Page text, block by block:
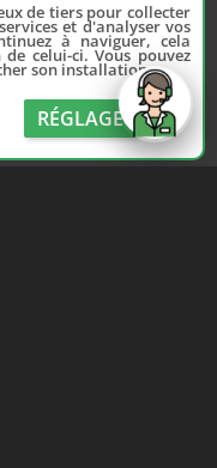
de tiers pour collecter
et d'analyser vos
à naviguer, cela
celui-ci. Vous pouvez
son installation.
RÉGLAGE